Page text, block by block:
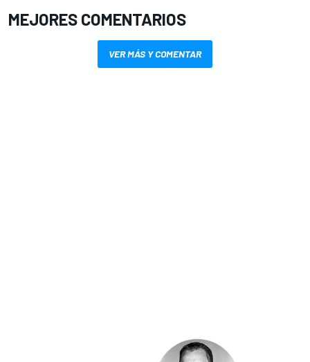
MEJORES COMENTARIOS
VER MÁS Y COMENTAR